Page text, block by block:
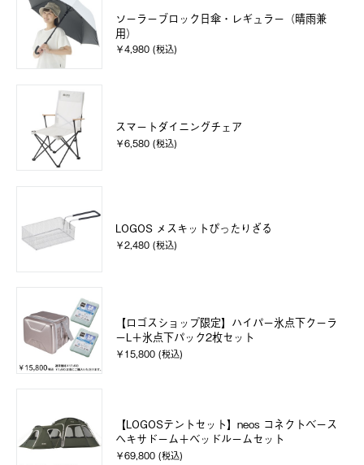
ソーラーブロック日傘・レギュラー（晴雨兼
用）
￥4,980 (税込)
スマートダイニングチェア
￥6,580 (税込)
LOGOS メスキットぴったりざる
￥2,480 (税込)
【ロゴスショップ限定】ハイパー氷点下クーラ
ーL＋氷点下パック2枚セット
￥15,800 (税込)
【LOGOSテントセット】neos コネクトベース
ヘキサドーム＋ベッドルームセット
￥69,800 (税込)